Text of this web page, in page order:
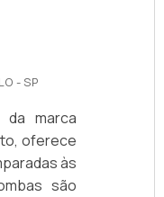
- SP
da marca
oferece
às
são